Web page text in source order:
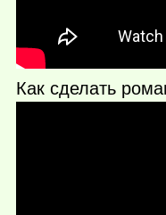
Как сделать